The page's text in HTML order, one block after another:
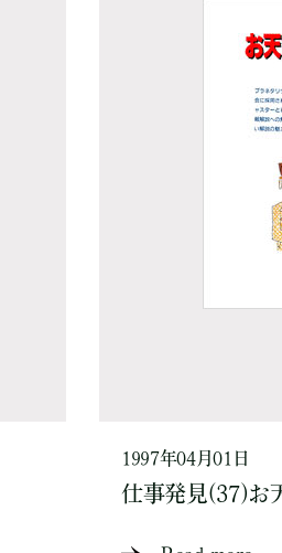
1997年04月01日
仕事発見(37)お